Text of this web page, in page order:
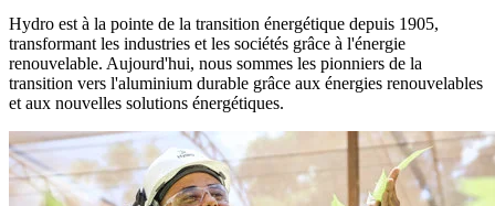
Hydro est à la pointe de la transition énergétique depuis 1905,
transformant les industries et les sociétés grâce à l'énergie
renouvelable. Aujourd'hui, nous sommes les pionniers de la
transition vers l'aluminium durable grâce aux énergies renouvelables
et aux nouvelles solutions énergétiques.